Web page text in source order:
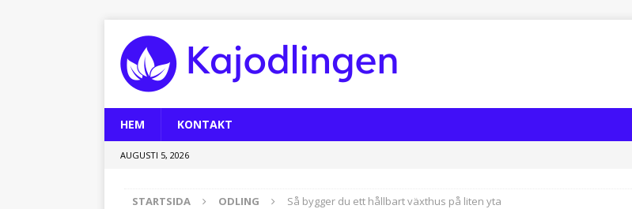
HEM KONTAKT
AUGUSTI 5, 2026
STARTSIDA ODLING Så bygger du ett hållbart växthus på liten yta